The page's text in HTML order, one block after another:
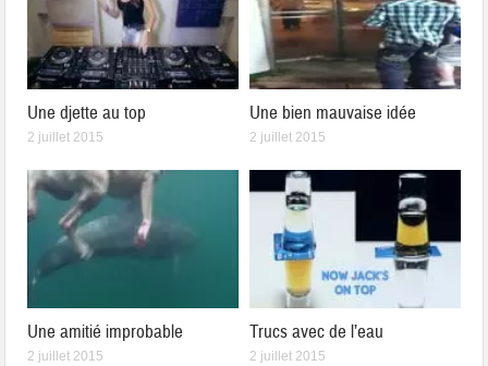
Une djette au top
2 juillet 2015
Une bien mauvaise idée
2 juillet 2015
Une amitié improbable
2 juillet 2015
Trucs avec de l’eau
2 juillet 2015